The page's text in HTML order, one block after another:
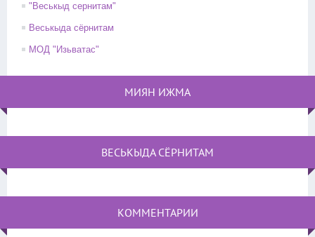
"Веськыд сернитам"
Веськыда сёрнитам
МОД "Изьватас"
МИЯН ИЖМА
ВЕСЬКЫДА СЁРНИТАМ
КОММЕНТАРИИ